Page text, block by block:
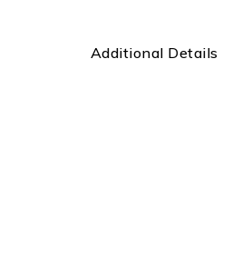
Additional Details